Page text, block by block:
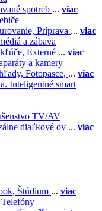
spotreb ... viac
Príprava ... viac
a zábava
Externé ... viac
a kamery
Fotopasce, ... viac
Inteligentné smart
TV/AV
diaľkové ov ... viac
Štúdium ... viac